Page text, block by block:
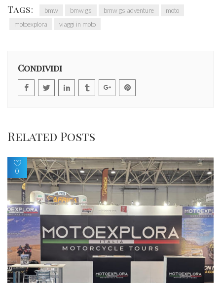
Tags: bmw bmw gs bmw gs adventure
moto
motoexplora
viaggi in moto
Condividi
Related Posts
0